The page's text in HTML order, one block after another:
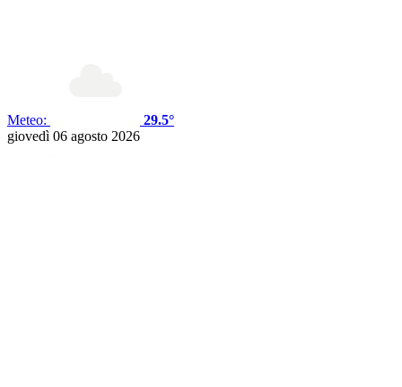
Meteo:
29.5°
giovedì 06 agosto 2026